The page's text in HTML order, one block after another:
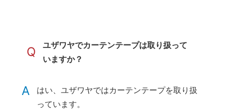
Q
ユザワヤでカーテンテープは取り扱って
いますか？
A
はい、ユザワヤではカーテンテープを取り扱
っています。